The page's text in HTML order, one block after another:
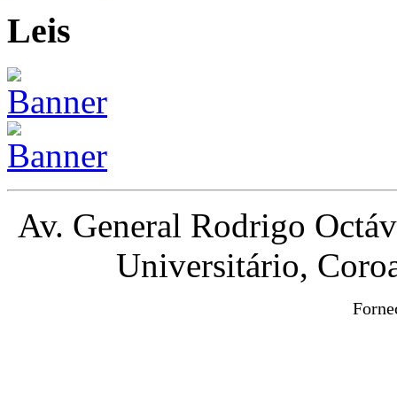
Leis
Av. General Rodrigo
Universitário,